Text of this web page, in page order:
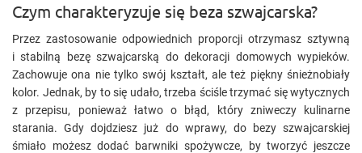
Czym charakteryzuje się beza szwajcarska?
Przez zastosowanie odpowiednich proporcji otrzymasz sztywną
i stabilną bezę szwajcarską do dekoracji domowych wypieków.
Zachowuje ona nie tylko swój kształt, ale też piękny śnieżnobiały
kolor. Jednak, by to się udało, trzeba ściśle trzymać się wytycznych
z przepisu, ponieważ łatwo o błąd, który zniweczy kulinarne
starania. Gdy dojdziesz już do wprawy, do bezy szwajcarskiej
śmiało możesz dodać barwniki spożywcze, by tworzyć jeszcze